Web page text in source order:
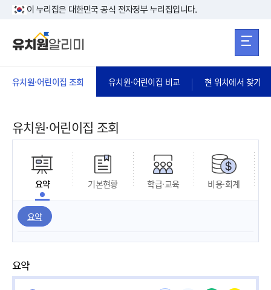
본문 바로가기
이 누리집은 대한민국 공식 전자정부 누리집입니다.
유치원·어린이집 조회 유치원·어린이집 비교 현 위치에서 찾기
유치원·어린이집 조회
요약 기본현황 학급·교육 비용·회계
요약
요약